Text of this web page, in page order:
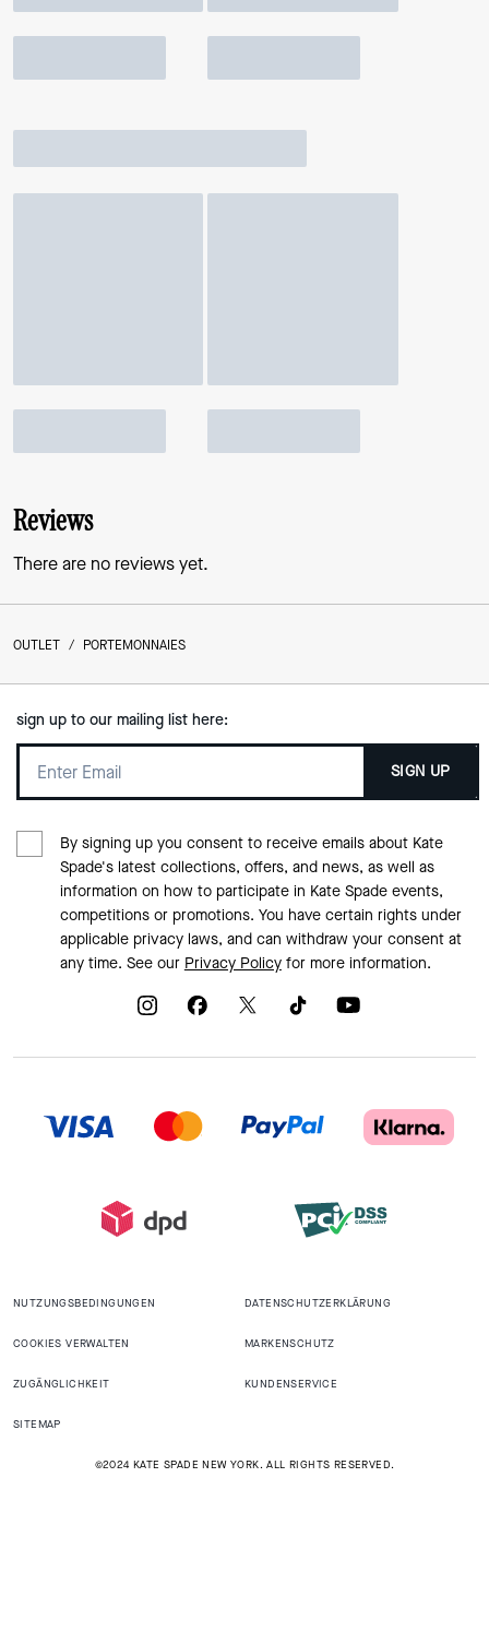
Reviews
There are no reviews yet.
OUTLET / PORTEMONNAIES
sign up to our mailing list here:
SIGN UP
By signing up you consent to receive emails about Kate
Spade's latest collections, offers, and news, as well as
information on how to participate in Kate Spade events,
competitions or promotions. You have certain rights under
applicable privacy laws, and can withdraw your consent at
any time. See our Privacy Policyfor more information.
NUTZUNGSBEDINGUNGEN DATENSCHUTZERKLÄRUNG
COOKIES VERWALTEN MARKENSCHUTZ
ZUGÄNGLICHKEIT KUNDENSERVICE
SITEMAP
©2024 KATE SPADE NEW YORK. ALL RIGHTS RESERVED.